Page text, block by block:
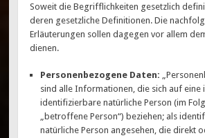
Soweit die Begrifflichkeiten gesetzlich
deren gesetzliche Definitionen. Die
Erläuterungen sollen dagegen vor allem
dienen.
Personenbezogene Daten:
sind alle Informationen, die sich auf
identifizierbare natürliche Person (im
„betroffene Person“) beziehen; als
natürliche Person angesehen, die direkt